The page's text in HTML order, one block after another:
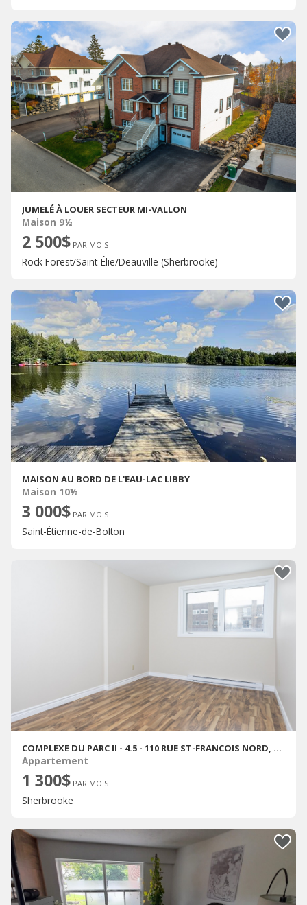
JUMELÉ À LOUER SECTEUR MI-VALLON
Maison 9½
2 500$ PAR MOIS
Rock Forest/Saint-Élie/Deauville (Sherbrooke)
MAISON AU BORD DE L'EAU-LAC LIBBY
Maison 10½
3 000$ PAR MOIS
Saint-Étienne-de-Bolton
COMPLEXE DU PARC II - 4.5 - 110 RUE ST-FRANCOIS NORD, SHERBROOKE
Appartement
1 300$ PAR MOIS
Sherbrooke